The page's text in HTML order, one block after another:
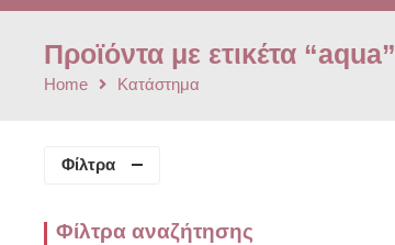
Προϊόντα με ετικέτα “aqua”
Home Κατάστημα
Φίλτρα
Φίλτρα αναζήτησης